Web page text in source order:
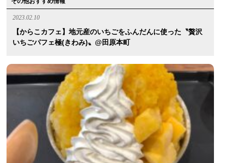
2023.02.10
【からこカフェ】地元産のいちごをふんだんに使った〝贅沢
いちごパフェ極(きわみ)〟@田原本町